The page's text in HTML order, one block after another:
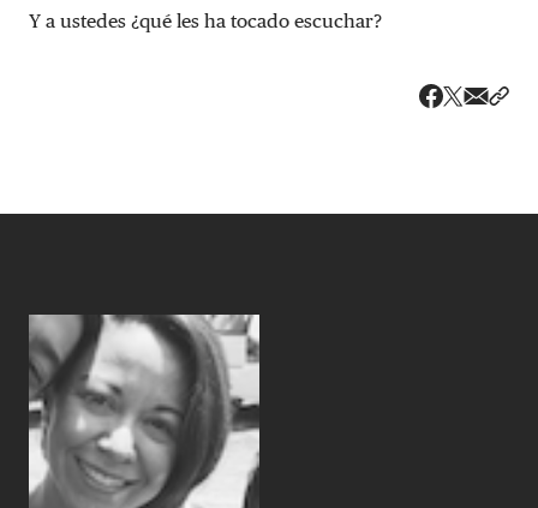
Y a ustedes ¿qué les ha tocado escuchar?